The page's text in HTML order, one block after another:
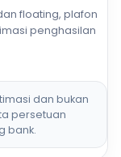
floating, plafon
penghasilan
dan bukan
persetuan
bank.